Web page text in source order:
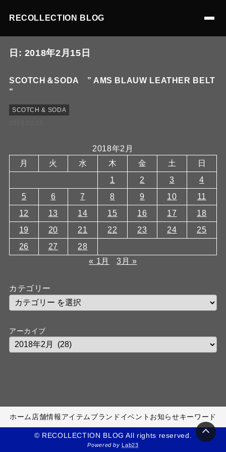
RECOLLECTION BLOG
日: 2018年2月15日
SCOTCH＆SODA ” AMS BLAUW LEATHER BELT
“
SCOTCH & SODA
2018年2月
月
火 水 木 金 土
日
1
2 3
4
5
6 7 8 9 10
11
12
13 14 15 16 17
18
19
20 21 22 23 24
25
26
27
28
« 1月
3月 »
カテゴリー
アーカイブ
ホーム 店舗情報アイテムブランド イベント お知らせキーワード
© RECOLLECTION BLOG All rights reserved.
Powered byLab23